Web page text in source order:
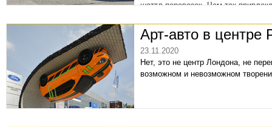
шаттл­-перевозок. Чем так
Арт-авто в центре
23.11.2020
Нет, это не центр Лондона, не
возможном и невозможном